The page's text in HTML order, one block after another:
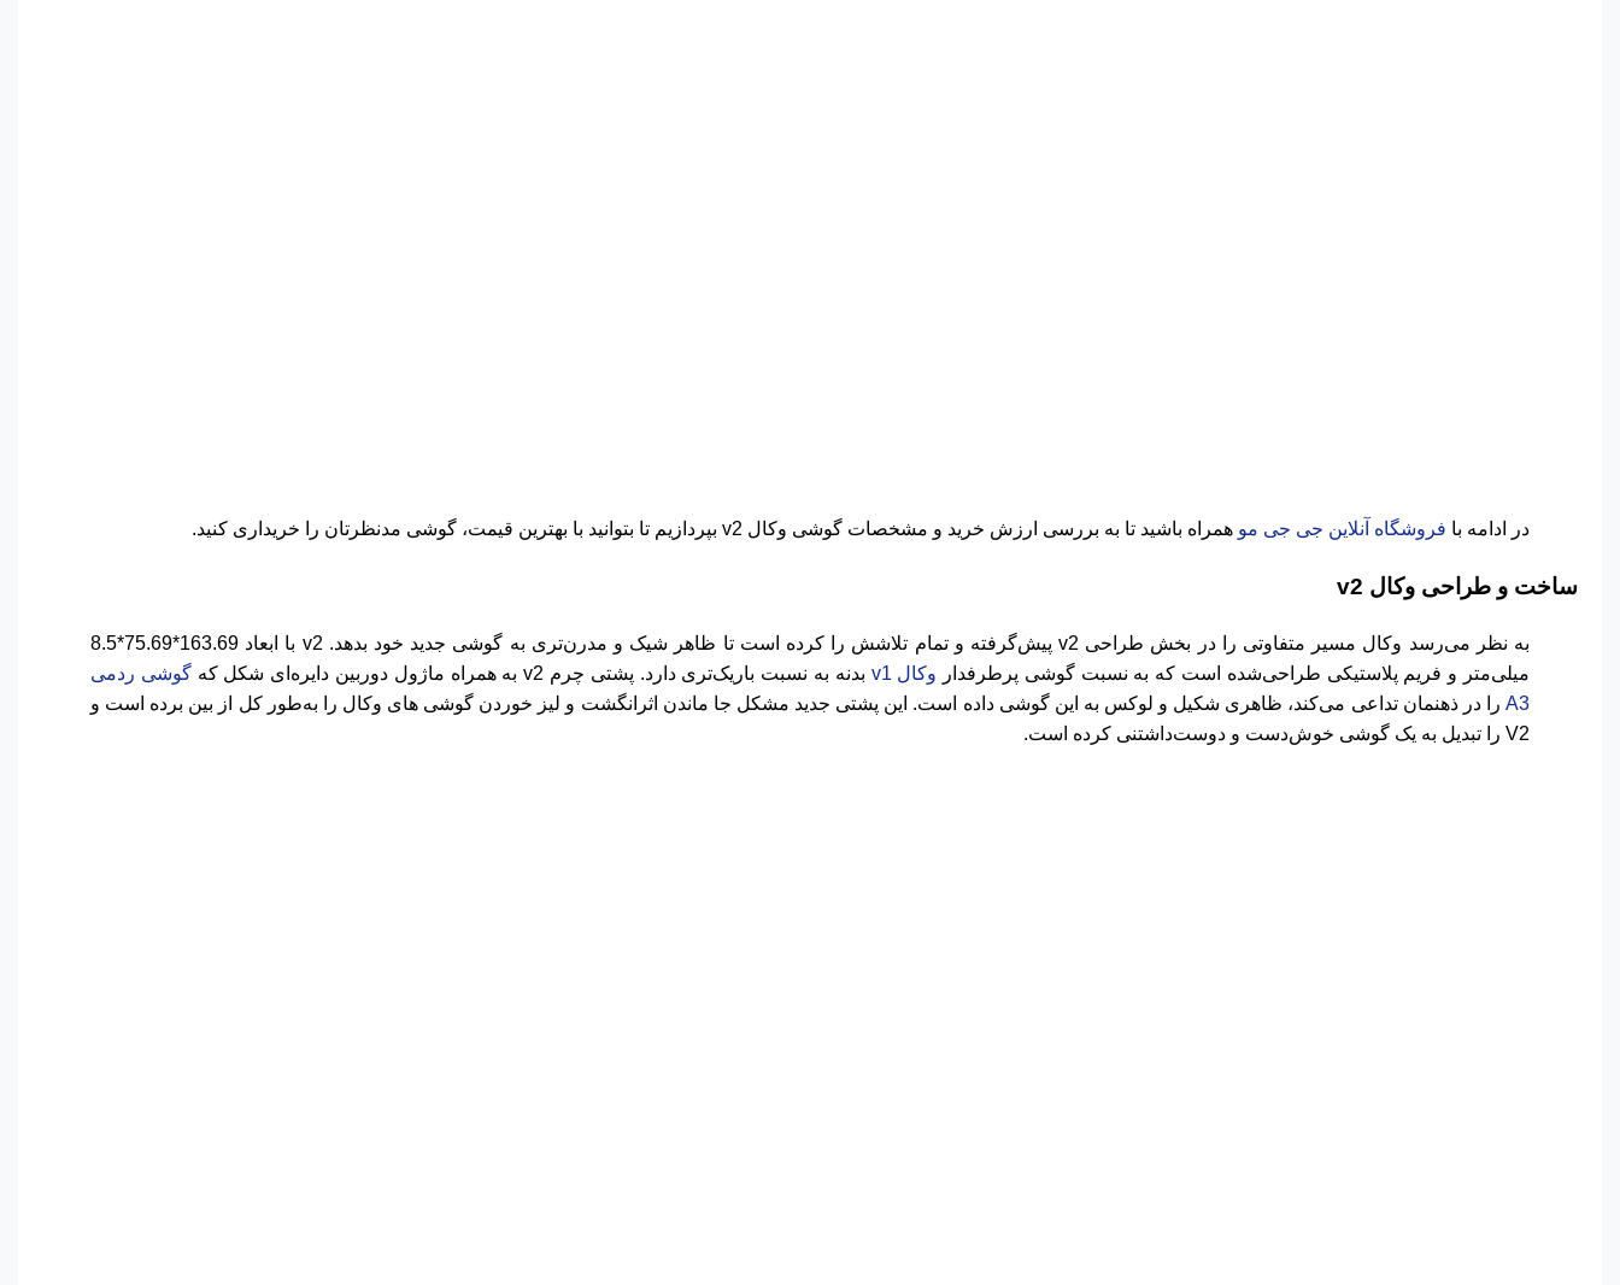
در ادامه با فروشگاه آنلاین جی جی مو همراه باشید تا به بررسی ارزش خرید و مشخصات گوشی وکال v2 بپردازیم تا بتوانید با بهترین قیمت، گوشی مدنظرتان را خریداری کنید.
ساخت و طراحی وکال v2
به نظر می‌رسد وکال مسیر متفاوتی را در بخش طراحی v2 پیش‌گرفته و تمام تلاشش را کرده است تا ظاهر شیک و مدرن‌تری به گوشی جدید خود بدهد. v2 با ابعاد 163.69*75.69*8.5
میلی‌متر و فریم پلاستیکی طراحی‌شده است که به نسبت گوشی پرطرفدار وکال v1 بدنه به نسبت باریک‌تری دارد. پشتی چرم v2 به همراه ماژول دوربین دایره‌ای شکل که
گوشی ردمی
A3 را در ذهنمان تداعی می‌کند، ظاهری شکیل و لوکس به این گوشی داده است. این پشتی جدید مشکل جا ماندن اثرانگشت و لیز خوردن گوشی ‌های وکال را به‌طور کل از بین برده است و
V2 را تبدیل به یک گوشی خوش‌دست و دوست‌داشتنی کرده است.